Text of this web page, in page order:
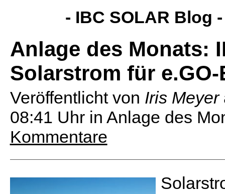
- IBC SOLAR Blog
Anlage des Monats:
Solarstrom für
Veröffentlicht von Iris Meyer
08:41 Uhr in Anlage des
Kommentare